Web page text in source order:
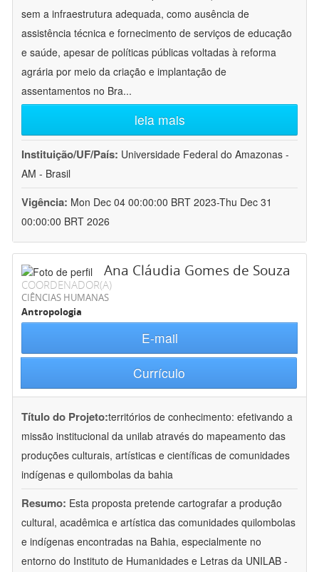
sem a infraestrutura adequada, como ausência de
assistência técnica e fornecimento de serviços de educação
e saúde, apesar de políticas públicas voltadas à reforma
agrária por meio da criação e implantação de
assentamentos no Bra...
leia mais
Instituição/UF/País: Universidade Federal do Amazonas -
AM - Brasil
Vigência: Mon Dec 04 00:00:00 BRT 2023-Thu Dec 31
00:00:00 BRT 2026
Ana Cláudia Gomes de Souza
COORDENADOR(A)
CIÊNCIAS HUMANAS
Antropologia
E-mail
Currículo
Título do Projeto:territórios de conhecimento: efetivando a
missão institucional da unilab através do mapeamento das
produções culturais, artísticas e científicas de comunidades
indígenas e quilombolas da bahia
Resumo: Esta proposta pretende cartografar a produção
cultural, acadêmica e artística das comunidades quilombolas
e indígenas encontradas na Bahia, especialmente no
entorno do Instituto de Humanidades e Letras da UNILAB -